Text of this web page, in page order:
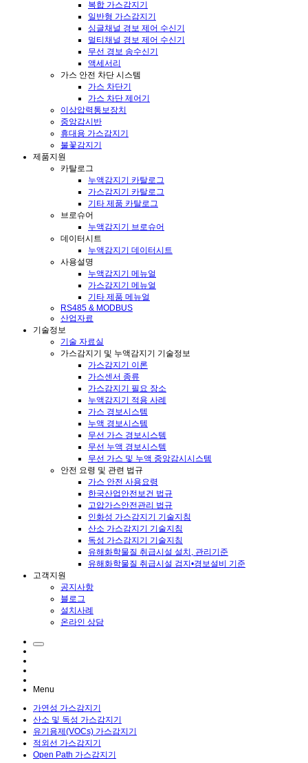
복합 가스감지기
일반형 가스감지기
싱글채널 경보 제어 수신기
멀티채널 경보 제어 수신기
무선 경보 송수신기
액세서리
가스 안전 차단 시스템
가스 차단기
가스 차단 제어기
이상압력통보장치
중앙감시반
휴대용 가스감지기
불꽃감지기
제품지원
카탈로그
누액감지기 카탈로그
가스감지기 카탈로그
기타 제품 카탈로그
브로슈어
누액감지기 브로슈어
데이터시트
누액감지기 데이터시트
사용설명
누액감지기 메뉴얼
가스감지기 메뉴얼
기타 제품 메뉴얼
RS485 & MODBUS
산업자료
기술정보
기술 자료실
가스감지기 및 누액감지기 기술정보
가스감지기 이론
가스센서 종류
가스감지기 필요 장소
누액감지기 적용 사례
가스 경보시스템
누액 경보시스템
무선 가스 경보시스템
무선 누액 경보시스템
무선 가스 및 누액 중앙감시시스템
안전 요령 및 관련 법규
가스 안전 사용요령
한국산업안전보건 법규
고압가스안전관리 법규
인화성 가스감지기 기술지침
산소 가스감지기 기술지침
독성 가스감지기 기술지침
유해화학물질 취급시설 설치, 관리기준
유해화학물질 취급시설 검지•경보설비 기준
고객지원
공지사항
블로그
설치사례
온라인 상담
Menu
가연성 가스감지기
산소 및 독성 가스감지기
유기용제(VOCs) 가스감지기
적외선 가스감지기
Open Path 가스감지기